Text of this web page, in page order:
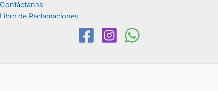
Contáctanos
Libro de Reclamaciones